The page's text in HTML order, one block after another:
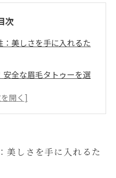
次
美しさを手に入れるた
全な眉毛タトゥーを選
全性の高い眉毛タトゥー
施術後の眉毛を美しく
美しさを手に入れるた